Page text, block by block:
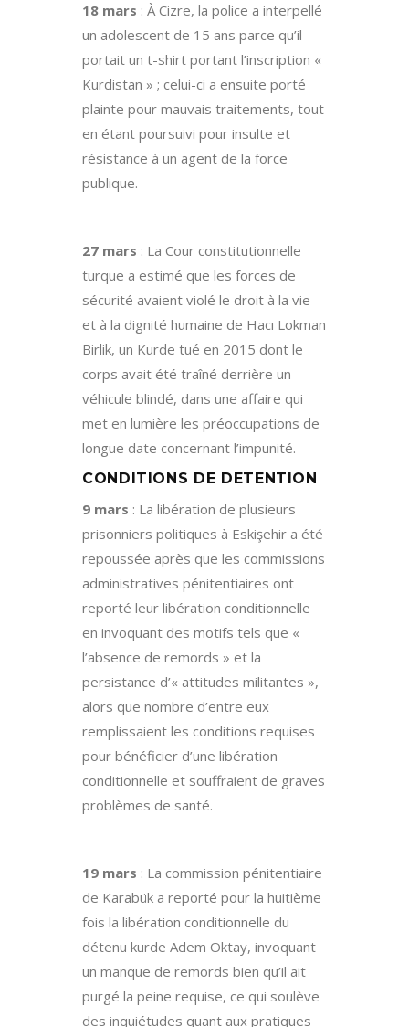
18 mars : À Cizre, la police a interpellé
un adolescent de 15 ans parce qu’il
portait un t-shirt portant l’inscription «
Kurdistan » ; celui-ci a ensuite porté
plainte pour mauvais traitements, tout
en étant poursuivi pour insulte et
résistance à un agent de la force
publique.
27 mars : La Cour constitutionnelle
turque a estimé que les forces de
sécurité avaient violé le droit à la vie
et à la dignité humaine de Hacı Lokman
Birlik, un Kurde tué en 2015 dont le
corps avait été traîné derrière un
véhicule blindé, dans une affaire qui
met en lumière les préoccupations de
longue date concernant l’impunité.
CONDITIONS DE DETENTION
9 mars : La libération de plusieurs
prisonniers politiques à Eskişehir a été
repoussée après que les commissions
administratives pénitentiaires ont
reporté leur libération conditionnelle
en invoquant des motifs tels que «
l’absence de remords » et la
persistance d’« attitudes militantes »,
alors que nombre d’entre eux
remplissaient les conditions requises
pour bénéficier d’une libération
conditionnelle et souffraient de graves
problèmes de santé.
19 mars : La commission pénitentiaire
de Karabük a reporté pour la huitième
fois la libération conditionnelle du
détenu kurde Adem Oktay, invoquant
un manque de remords bien qu’il ait
purgé la peine requise, ce qui soulève
des inquiétudes quant aux pratiques